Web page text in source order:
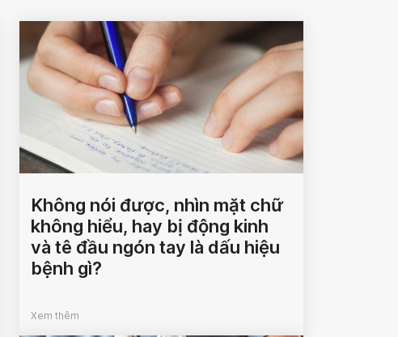
Không nói được, nhìn mặt chữ
không hiểu, hay bị động kinh
và tê đầu ngón tay là dấu hiệu
bệnh gì?
Xem thêm